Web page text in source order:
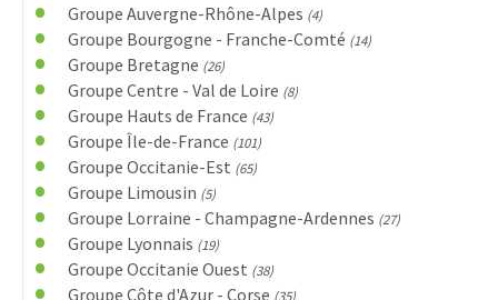
Groupe Auvergne-Rhône-Alpes (4)
Groupe Bourgogne - Franche-Comté (14)
Groupe Bretagne (26)
Groupe Centre - Val de Loire (8)
Groupe Hauts de France (43)
Groupe Île-de-France (101)
Groupe Occitanie-Est (65)
Groupe Limousin (5)
Groupe Lorraine - Champagne-Ardennes (27)
Groupe Lyonnais (19)
Groupe Occitanie Ouest (38)
Groupe Côte d'Azur - Corse (35)